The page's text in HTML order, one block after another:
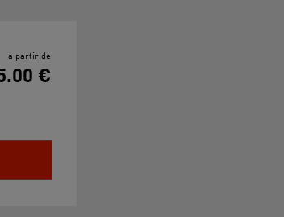
à partir de
€